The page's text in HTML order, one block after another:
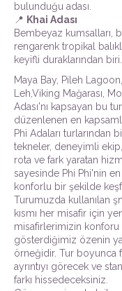
bulunduğu adası.
📍 Khai Adası
Bembeyaz kumsalları,
rengarenk tropikal
keyifli duraklarından biri.
Maya Bay, Pileh
Leh,Viking Mağarası,
Adası'nı kapsayan bu
düzenlenen en
Phi Adaları turlarından
tekneler, deneyimli
rota ve fark yaratan
sayesinde Phi Phi'nin en
konforlu bir şekilde
Turumuzda kullanılan
kısmı her misafir için
misafirlerimizin konforu
gösterdiğimiz özenin
örneğidir. Tur boyunca
ayrıntıyı görecek ve
farkı hissedeceksiniz.